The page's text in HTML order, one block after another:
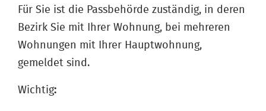
Für Sie ist die Passbehörde zuständig, in deren
Bezirk Sie mit Ihrer Wohnung, bei mehreren
Wohnungen mit Ihrer Hauptwohnung,
gemeldet sind.
Wichtig: